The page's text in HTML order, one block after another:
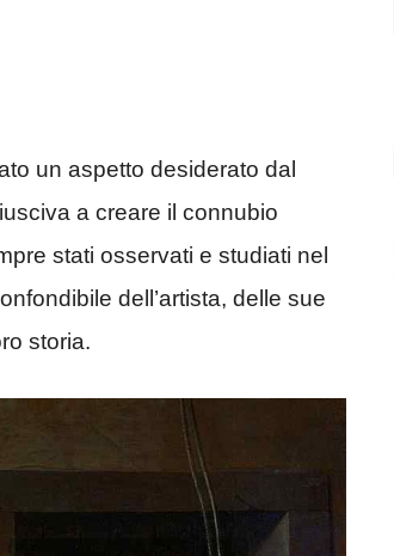
un aspetto desiderato dal
a creare il connubio
stati osservati e studiati nel
dell’artista, delle sue
storia.